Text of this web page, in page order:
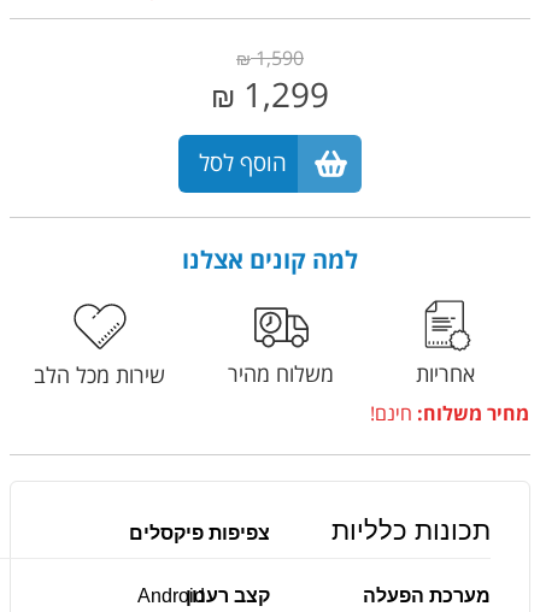
1,590
₪
1,299
₪
הוסף לסל
למה קונים אצלנו
אחריות משלוח מהיר
מחיר משלוח: חינם!
שירות מכל הלב
תכונות כלליות
מערכת הפעלה Android
צפיפות פיקסלים
קצב רענון